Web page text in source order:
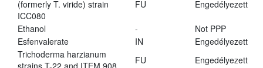
(formerly T. viride) strain
ICC080
FU Engedélyezett
Ethanol -
Not PPP
Esfenvalerate
IN
Engedélyezett
Trichoderma harzianum
FU
Engedélyezett